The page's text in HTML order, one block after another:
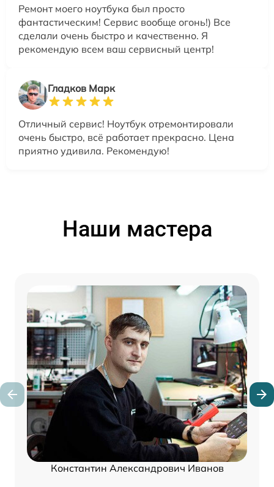
Ремонт моего ноутбука был просто
фантастическим! Сервис вообще огонь!) Все
сделали очень быстро и качественно. Я
рекомендую всем ваш сервисный центр!
Гладков Марк
Отличный сервис! Ноутбук отремонтировали
очень быстро, всё работает прекрасно. Цена
приятно удивила. Рекомендую!
Наши мастера
Константин Александрович Иванов